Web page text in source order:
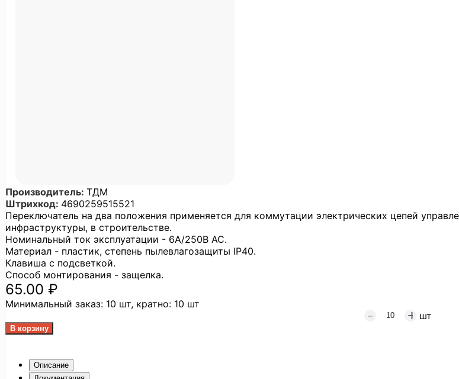
Производитель: ТДМ
Штрихкод: 4690259515521
Переключатель на два положения применяется для коммутации электрических цепей
инфраструктуры, в строительстве.
Номинальный ток эксплуатации - 6A/250В АС.
Материал - пластик, степень пылевлагозащиты IP40.
Клавиша с подсветкой.
Способ монтирования - защелка.
65.00 ₽
Минимальный заказ: 10 шт, кратно: 10 шт
шт
Описание